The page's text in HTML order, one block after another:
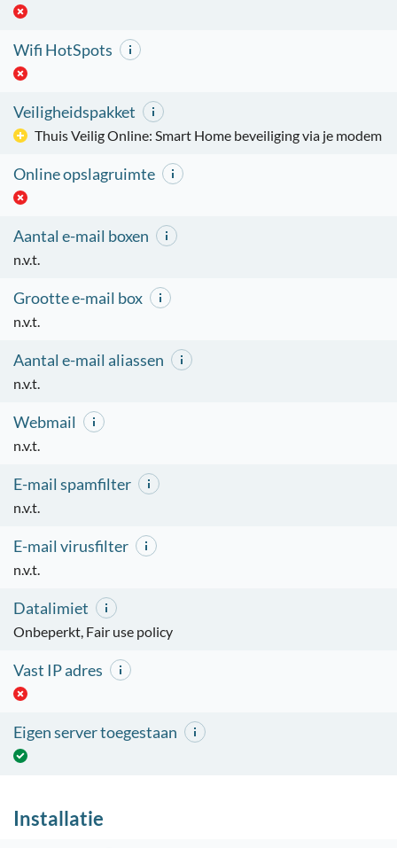
Wifi HotSpots
Veiligheidspakket
Thuis Veilig Online: Smart Home beveiliging via je modem
Online opslagruimte
Aantal e-mail boxen
n.v.t.
Grootte e-mail box
n.v.t.
Aantal e-mail aliassen
n.v.t.
Webmail
n.v.t.
E-mail spamfilter
n.v.t.
E-mail virusfilter
n.v.t.
Datalimiet
Onbeperkt, Fair use policy
Vast IP adres
Eigen server toegestaan
Installatie